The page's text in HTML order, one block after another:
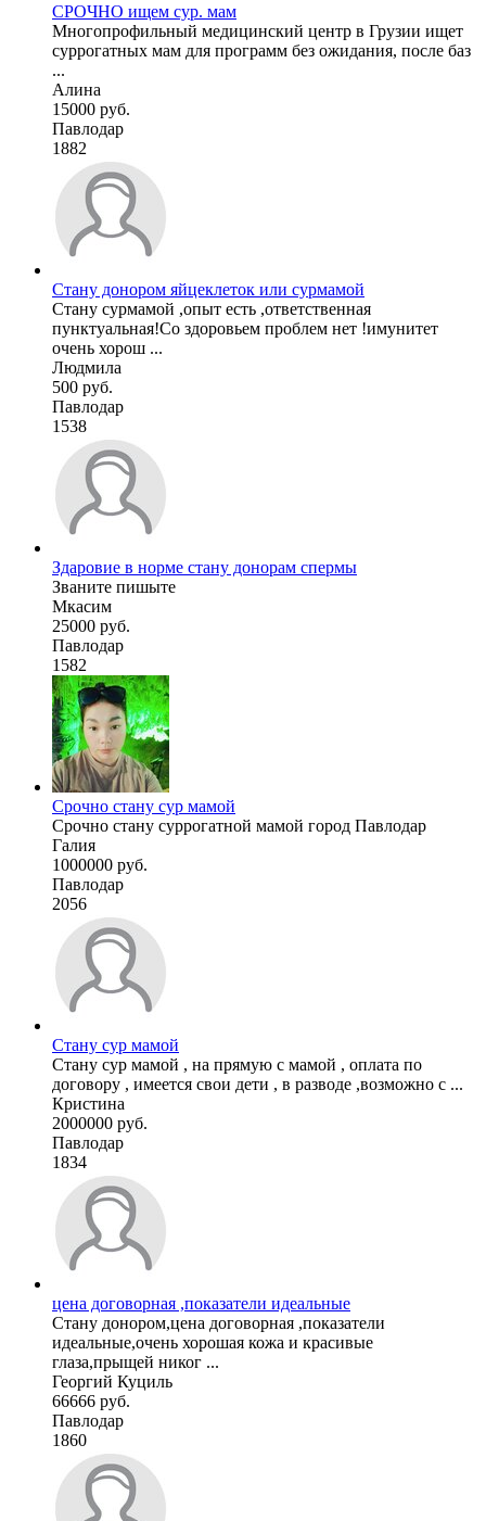
СРОЧНО ищем сур. мам
Многопрофильный медицинский центр в Грузии ищет
суррогатных мам для программ без ожидания, после баз
...
Алина
15000 руб.
Павлодар
1882
Стану донором яйцеклеток или сурмамой
Стану сурмамой ,опыт есть ,ответственная
пунктуальная!Со здоровьем проблем нет !имунитет
очень хорош ...
Людмила
500 руб.
Павлодар
1538
Здаровие в норме стану донорам спермы
Званите пишыте
Мкасим
25000 руб.
Павлодар
1582
Срочно стану сур мамой
Срочно стану суррогатной мамой город Павлодар
Галия
1000000 руб.
Павлодар
2056
Стану сур мамой
Стану сур мамой , на прямую с мамой , оплата по
договору , имеется свои дети , в разводе ,возможно с ...
Кристина
2000000 руб.
Павлодар
1834
цена договорная ,показатели идеальные
Стану донором,цена договорная ,показатели
идеальные,очень хорошая кожа и красивые
глаза,прыщей никог ...
Георгий Куциль
66666 руб.
Павлодар
1860